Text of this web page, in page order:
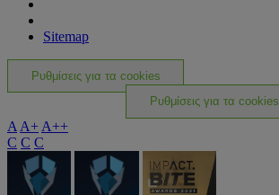
Sitemap
Ρυθμίσεις για τα cookies
Ρυθμίσεις για τα cookies
A A+ A++
C C C